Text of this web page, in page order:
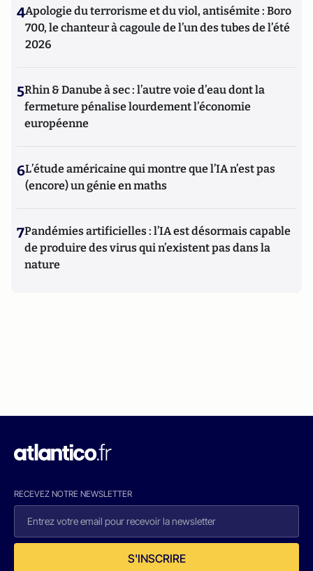
4Apologie du terrorisme et du viol, antisémite : Boro
700, le chanteur à cagoule de l’un des tubes de l’été
2026
5Rhin & Danube à sec : l’autre voie d’eau dont la
fermeture pénalise lourdement l’économie
européenne
6L’étude américaine qui montre que l’IA n’est pas
(encore) un génie en maths
7Pandémies artificielles : l’IA est désormais capable
de produire des virus qui n’existent pas dans la
nature
RECEVEZ NOTRE NEWSLETTER
S'INSCRIRE